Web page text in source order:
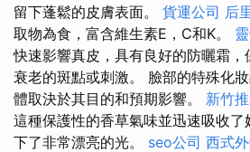
留下蓬鬆的皮膚表面。 貨運公司 后
取物為食，富含維生素E，C和K。
快速影響真皮，具有良好的防曬霜，
衰老的斑點或刺激。 臉部的特殊化
體取決於其目的和預期影響。 新竹
這種保護性的香草氣味並迅速吸收了
下了非常漂亮的光。 seo公司 西式